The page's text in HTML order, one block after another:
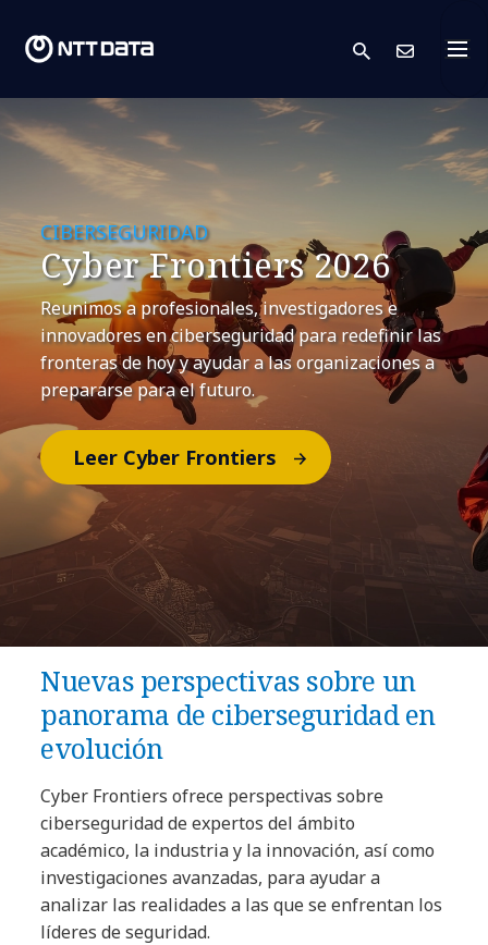
search
CIBERSEGURIDAD
Cyber Frontiers 2026
Reunimos a profesionales, investigadores e
innovadores en ciberseguridad para redefinir las
fronteras de hoy y ayudar a las organizaciones a
prepararse para el futuro.
Leer Cyber Frontiers
Nuevas perspectivas sobre un
panorama de ciberseguridad en
evolución
Cyber Frontiers ofrece perspectivas sobre
ciberseguridad de expertos del ámbito
académico, la industria y la innovación, así como
investigaciones avanzadas, para ayudar a
analizar las realidades a las que se enfrentan los
líderes de seguridad.